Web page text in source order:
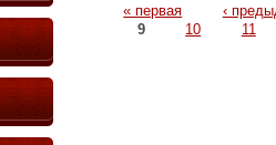
Страницы« первая
‹
9
10 11